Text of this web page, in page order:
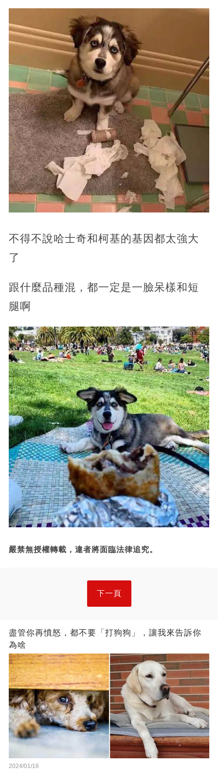
不得不說哈士奇和柯基的基因都太強大
了
跟什麼品種混，都一定是一臉呆樣和短
腿啊
嚴禁無授權轉載，違者將面臨法律追究。
下一頁
盡管你再憤怒，都不要「打狗狗」，讓我來告訴你
為啥
2024/01/16